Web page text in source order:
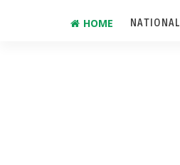
HOME NATIONAL